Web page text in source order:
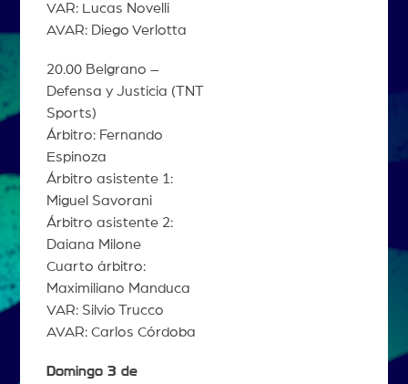
VAR: Lucas Novelli
AVAR: Diego Verlotta
20.00 Belgrano –
Defensa y Justicia (TNT
Sports)
Árbitro: Fernando
Espinoza
Árbitro asistente 1:
Miguel Savorani
Árbitro asistente 2:
Daiana Milone
Cuarto árbitro:
Maximiliano Manduca
VAR: Silvio Trucco
AVAR: Carlos Córdoba
Domingo 3 de